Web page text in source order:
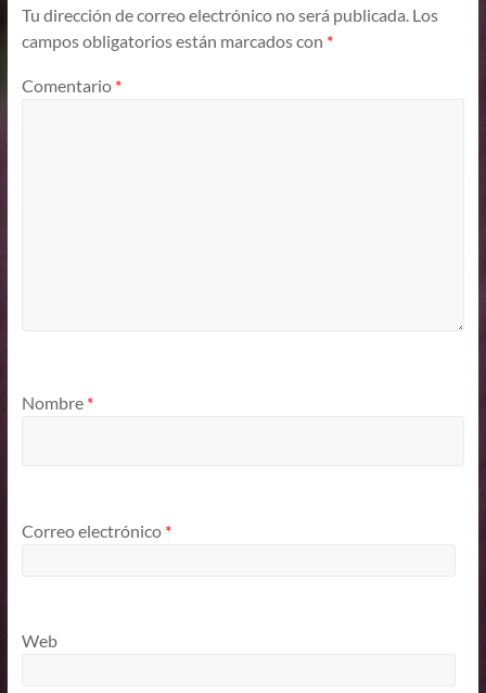
Tu dirección de correo electrónico no será publicada. Los
campos obligatorios están marcados con *
Comentario *
Nombre *
Correo electrónico *
Web